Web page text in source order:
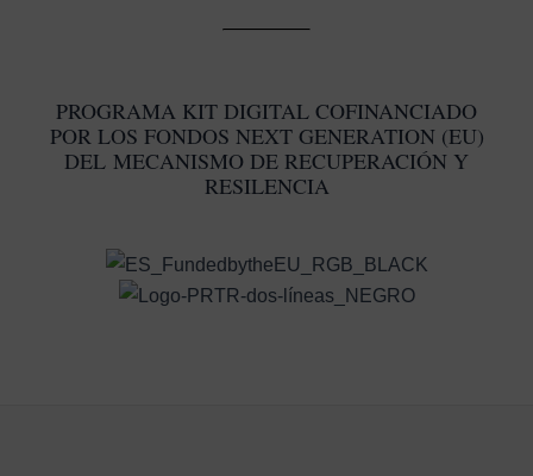
PROGRAMA KIT DIGITAL COFINANCIADO
POR LOS FONDOS NEXT GENERATION (EU)
DEL MECANISMO DE RECUPERACIÓN Y
RESILENCIA